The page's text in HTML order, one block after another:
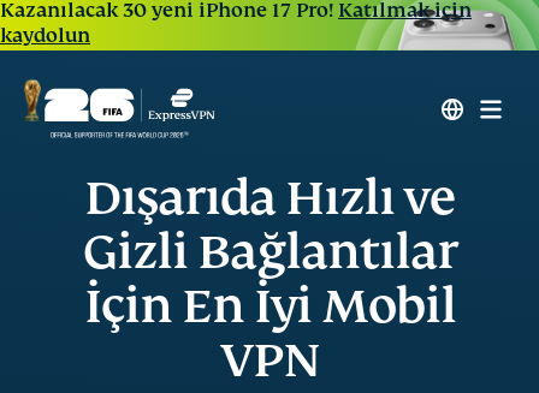
Kazanılacak 30 yeni iPhone 17 Pro! Katılmak için
kaydolun
Dışarıda Hızlı ve
Gizli Bağlantılar
İçin En İyi Mobil
VPN